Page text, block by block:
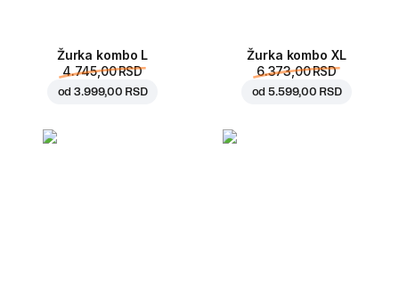
Žurka kombo L
4.745,00 RSD
od3.999,00 RSD
Žurka kombo XL
6.373,00 RSD
od5.599,00 RSD